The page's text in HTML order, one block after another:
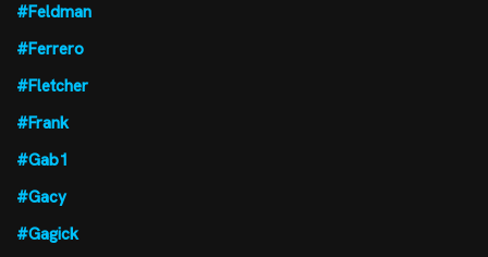
#Feldman
#Ferrero
#Fletcher
#Frank
#Gab1
#Gacy
#Gagick